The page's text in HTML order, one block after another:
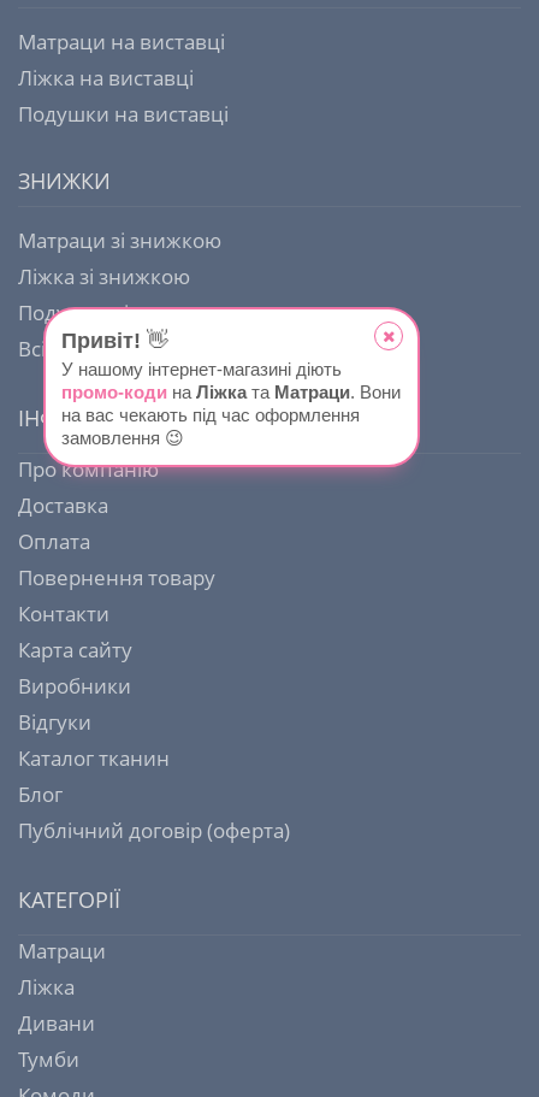
Матраци на виставці
Ліжка на виставці
Подушки на виставці
ЗНИЖКИ
Матраци зі знижкою
Ліжка зі знижкою
Подушки зі знижкою
Всі акції
ІНФОРМАЦІЯ
Про компанію
Доставка
Оплата
Повернення товару
Контакти
Карта сайту
Виробники
Відгуки
Каталог тканин
Блог
Публічний договір (оферта)
КАТЕГОРІЇ
Матраци
Ліжка
Дивани
Тумби
Привіт! 👋
У нашому інтернет-магазині діють
промо-кодина Ліжката Матраци. Вони
на вас чекають під час оформлення
замовлення 😉